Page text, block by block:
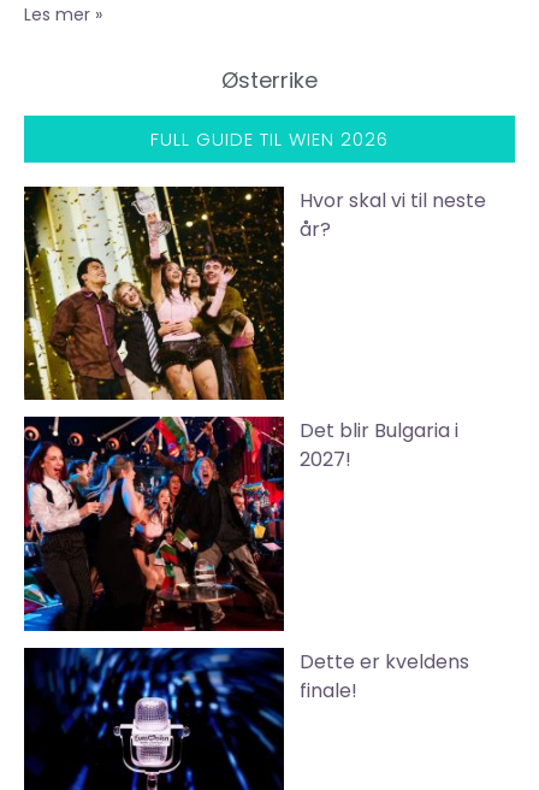
Les mer »
Østerrike
FULL GUIDE TIL WIEN 2026
Hvor skal vi til neste
år?
Det blir Bulgaria i
2027!
Dette er kveldens
finale!